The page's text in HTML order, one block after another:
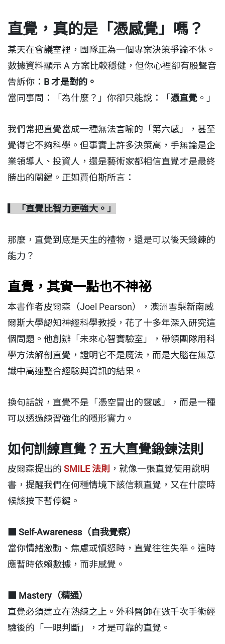
直覺，真的是「憑感覺」嗎？
某天在會議室裡，團隊正為一個專案決策爭論不休。
數據資料顯示 A 方案比較穩健，但你心裡卻有股聲音
告訴你： B 才是對的。
當同事問：「為什麼？」你卻只能說：「 憑直覺 。」
我們常把直覺當成一種無法言喻的「第六感」，甚至
覺得它不夠科學。但事實上許多決策高，手無論是企
業領導人、投資人，還是藝術家都相信直覺才是最終
勝出的關鍵。正如賈伯斯所言：
▎「直覺比智力更強大。」
那麼，直覺到底是天生的禮物，還是可以後天鍛鍊的
能力？
直覺，其實一點也不神祕
本書作者皮爾森（Joel Pearson），澳洲雪梨新南威
爾斯大學認知神經科學教授，花了十多年深入研究這
個問題。他創辦「未來心智實驗室」，帶領團隊用科
學方法解剖直覺，證明它不是魔法，而是大腦在無意
識中高速整合經驗與資訊的結果。
換句話說，直覺不是「憑空冒出的靈感」，而是一種
可以透過練習強化的隱形實力。
如何訓練直覺？五大直覺鍛鍊法則
皮爾森提出的 SMILE 法則 ，就像一張直覺使用說明
書，提醒我們在何種情境下該信賴直覺，又在什麼時
候該按下暫停鍵。
Self-Awareness（自我覺察）
當你情緒激動、焦慮或憤怒時，直覺往往失準。這時
應暫時依賴數據，而非感覺。
Mastery（精通）
直覺必須建立在熟練之上。外科醫師在數千次手術經
驗後的「一眼判斷」，才是可靠的直覺。